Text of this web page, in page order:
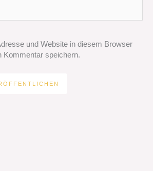
und Website in diesem Browser
Kommentar speichern.